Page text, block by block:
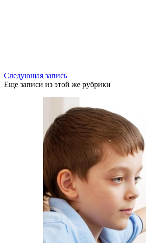
Следующая запись
Еще записи из этой же рубрики